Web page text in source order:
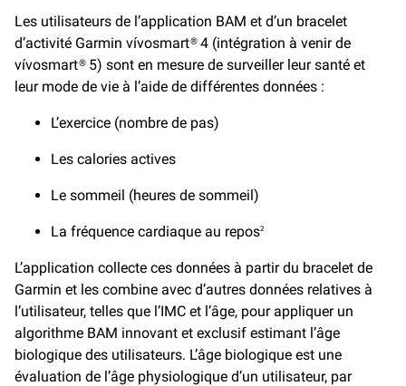
Les utilisateurs de l’application BAM et d’un bracelet
d’activité Garmin vívosmart® 4 (intégration à venir de
vívosmart® 5) sont en mesure de surveiller leur santé et
leur mode de vie à l’aide de différentes données :
L’exercice (nombre de pas)
Les calories actives
Le sommeil (heures de sommeil)
La fréquence cardiaque au repos2
L’application collecte ces données à partir du bracelet de
Garmin et les combine avec d’autres données relatives à
l’utilisateur, telles que l’IMC et l’âge, pour appliquer un
algorithme BAM innovant et exclusif estimant l’âge
biologique des utilisateurs. L’âge biologique est une
évaluation de l’âge physiologique d’un utilisateur, par